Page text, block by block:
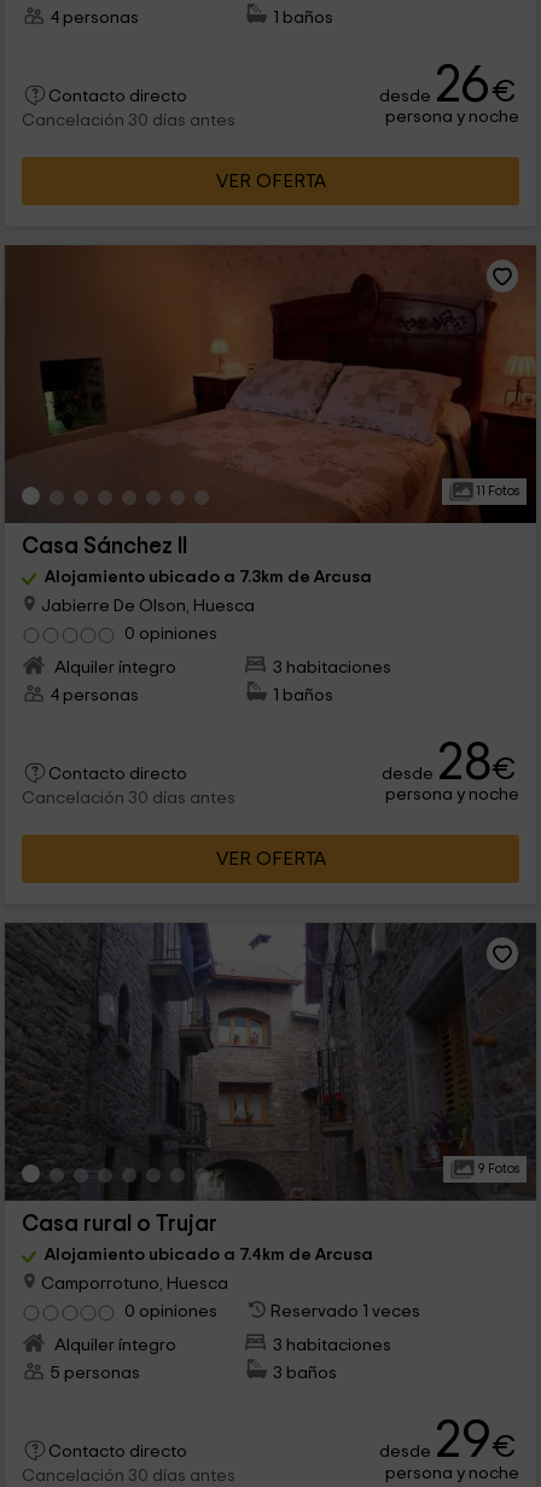
4 personas
1 baños
Contacto directo
Cancelación 30 días antes
desde 26€
persona y noche
VER OFERTA
11 Fotos
Casa Sánchez ll
Alojamiento ubicado a 7.3km de Arcusa
Jabierre De Olson, Huesca
0 opiniones
Alquiler íntegro
3 habitaciones
4 personas
1 baños
Contacto directo
Cancelación 30 días antes
desde 28€
persona y noche
VER OFERTA
9 Fotos
Casa rural o Trujar
Alojamiento ubicado a 7.4km de Arcusa
Camporrotuno, Huesca
0 opiniones
Reservado 1 veces
Alquiler íntegro
3 habitaciones
5 personas
3 baños
Contacto directo
Cancelación 30 días antes
desde 29€
persona y noche